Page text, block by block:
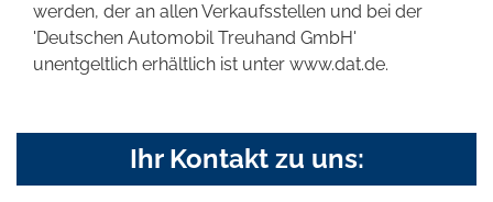
werden, der an allen Verkaufsstellen und bei der
'Deutschen Automobil Treuhand GmbH'
unentgeltlich erhältlich ist unter www.dat.de.
Ihr Kontakt zu uns: